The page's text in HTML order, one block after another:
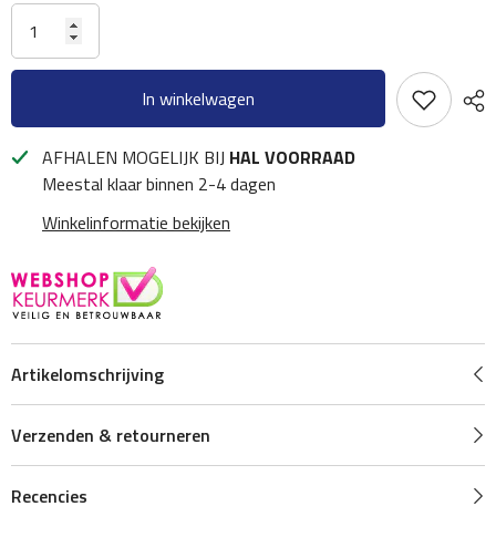
In winkelwagen
AFHALEN MOGELIJK BIJ HAL VOORRAAD
Meestal klaar binnen 2-4 dagen
Winkelinformatie bekijken
Artikelomschrijving
Verzenden & retourneren
Recencies